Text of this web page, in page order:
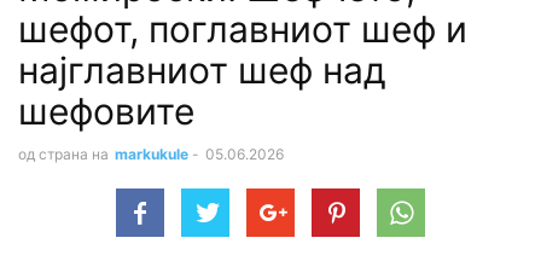
шефот, поглавниот шеф и
најглавниот шеф над
шефовите
од страна на markukule - 05.06.2026